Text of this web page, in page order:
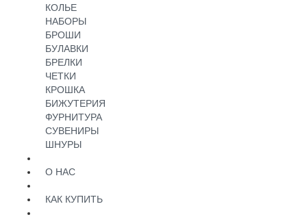
КОЛЬЕ
НАБОРЫ
БРОШИ
БУЛАВКИ
БРЕЛКИ
ЧЕТКИ
КРОШКА
БИЖУТЕРИЯ
ФУРНИТУРА
СУВЕНИРЫ
ШНУРЫ
О НАС
КАК КУПИТЬ